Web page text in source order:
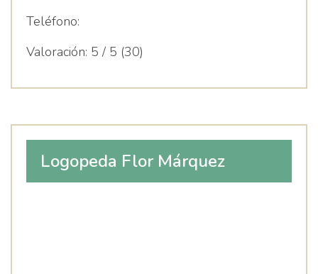
Teléfono:
Valoración: 5 / 5 (30)
Logopeda Flor Márquez